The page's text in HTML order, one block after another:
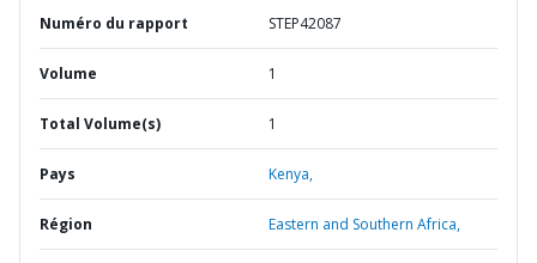
Numéro du rapport STEP42087
Volume 1
Total Volume(s) 1
Pays Kenya,
Région Eastern and Southern Africa,